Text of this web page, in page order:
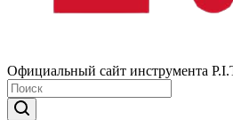
Официальный сайт инструмента